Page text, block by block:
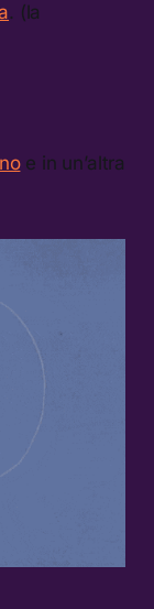
. (la
e in un’altra